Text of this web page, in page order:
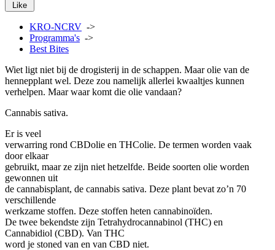
Like
KRO-NCRV ->
Programma's ->
Best Bites
Wiet ligt niet bij de drogisterij in de schappen. Maar olie van de
hennepplant wel. Deze zou namelijk allerlei kwaaltjes kunnen
verhelpen. Maar waar komt die olie vandaan?
Cannabis sativa.
Er is veel
verwarring rond CBDolie en THColie. De termen worden vaak
door elkaar
gebruikt, maar ze zijn niet hetzelfde. Beide soorten olie worden
gewonnen uit
de cannabisplant, de cannabis sativa. Deze plant bevat zo’n 70
verschillende
werkzame stoffen. Deze stoffen heten cannabinoïden.
De twee bekendste zijn Tetrahydrocannabinol (THC) en
Cannabidiol (CBD). Van THC
word je stoned van en van CBD niet.